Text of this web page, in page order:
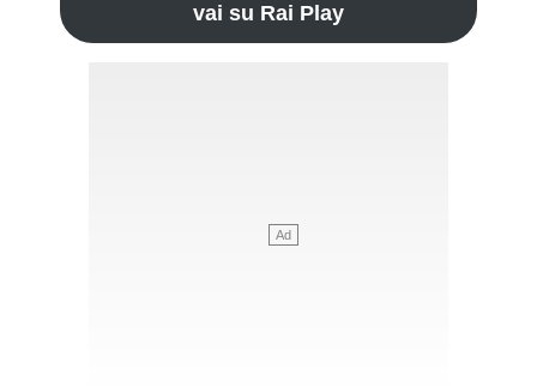
vai su Rai Play